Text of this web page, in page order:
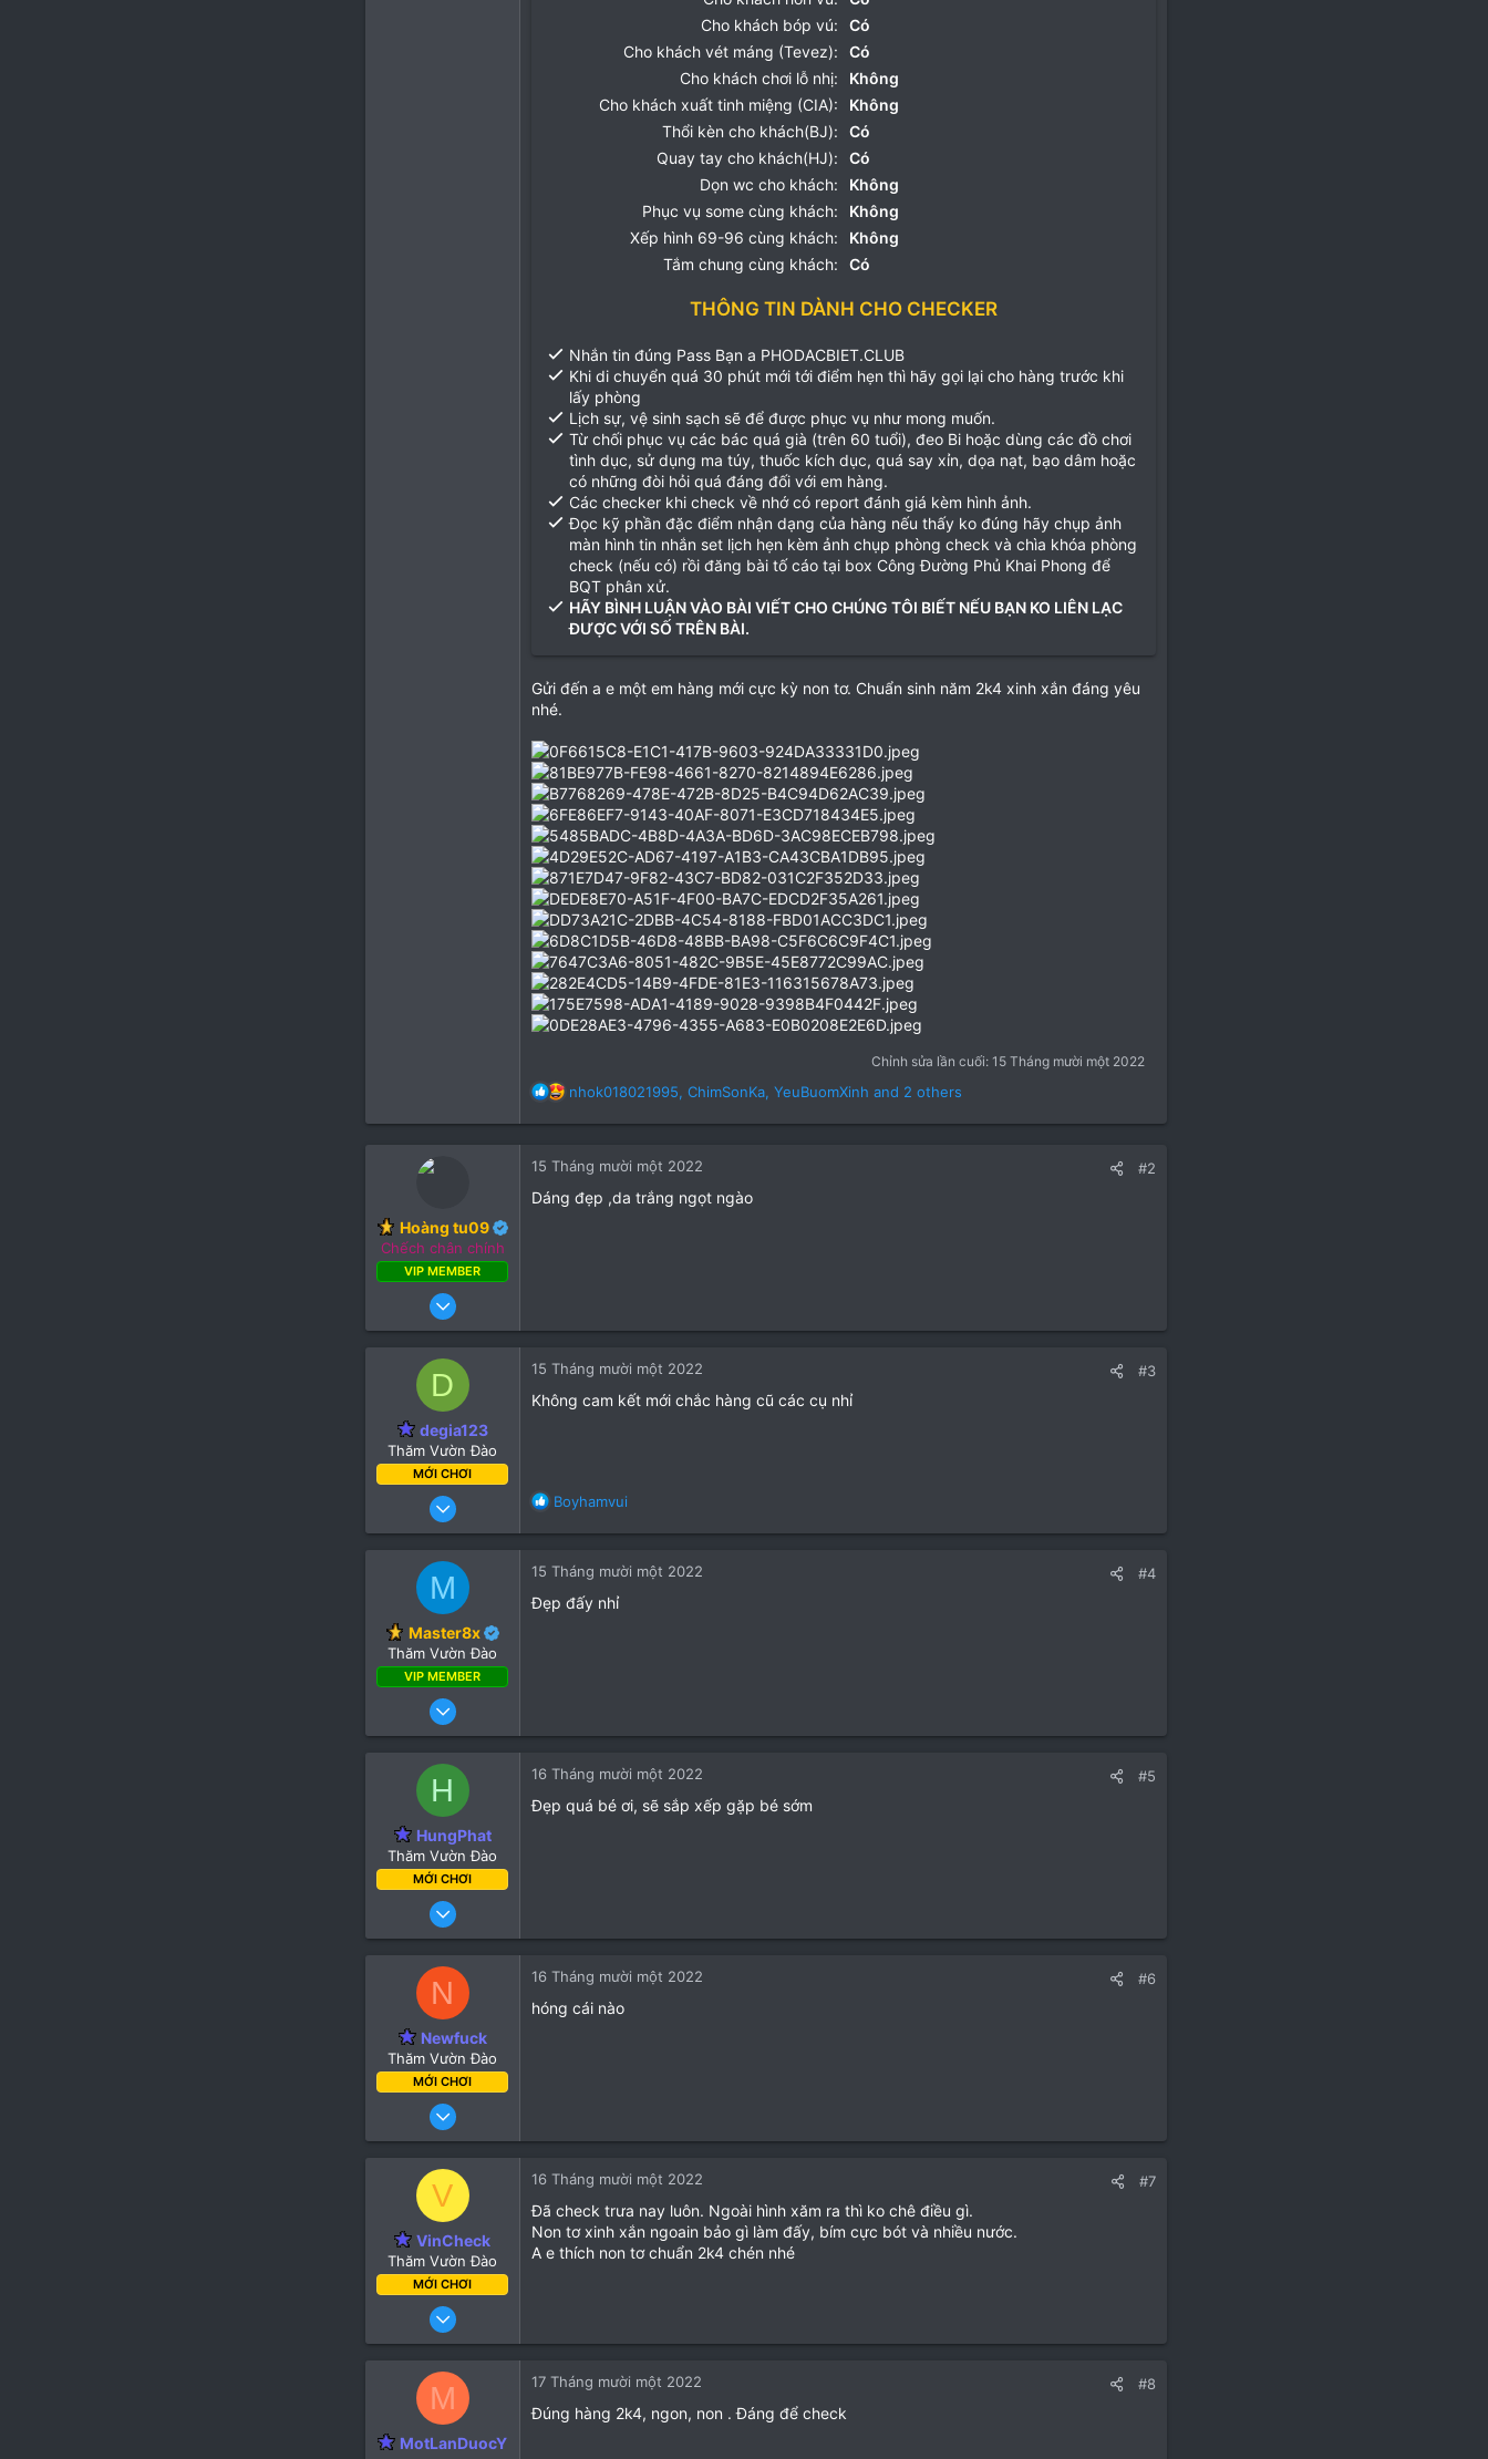
Cho khách bóp vú:
Có
Cho khách vét máng (Tevez):
Có
Cho khách chơi lỗ nhị:
Không
Cho khách xuất tinh miệng (CIA):
Không
Thổi kèn cho khách(BJ):
Có
Quay tay cho khách(HJ):
Có
Dọn wc cho khách:
Không
Phục vụ some cùng khách:
Không
Xếp hình 69-96 cùng khách:
Không
Tắm chung cùng khách:
Có
THÔNG TIN DÀNH CHO CHECKER
Nhắn tin đúng Pass Bạn a PHODACBIET.CLUB
Khi di chuyển quá 30 phút mới tới điểm hẹn thì hãy gọi lại cho hàng trước khi
lấy phòng
Lịch sự, vệ sinh sạch sẽ để được phục vụ như mong muốn.
Từ chối phục vụ các bác quá già (trên 60 tuổi), đeo Bi hoặc dùng các đồ chơi
tình dục, sử dụng ma túy, thuốc kích dục, quá say xỉn, dọa nạt, bạo dâm hoặc
có những đòi hỏi quá đáng đối với em hàng.
Các checker khi check về nhớ có report đánh giá kèm hình ảnh.
Đọc kỹ phần đặc điểm nhận dạng của hàng nếu thấy ko đúng hãy chụp ảnh
màn hình tin nhắn set lịch hẹn kèm ảnh chụp phòng check và chìa khóa phòng
check (nếu có) rồi đăng bài tố cáo tại box Công Đường Phủ Khai Phong để
BQT phân xử.
HÃY BÌNH LUẬN VÀO BÀI VIẾT CHO CHÚNG TÔI BIẾT NẾU BẠN KO LIÊN LẠC
ĐƯỢC VỚI SỐ TRÊN BÀI.
Gửi đến a e một em hàng mới cực kỳ non tơ. Chuẩn sinh năm 2k4 xinh xắn đáng yêu
nhé.
Chỉnh sửa lần cuối: 15 Tháng mười một 2022
R
t
o
nhok018021995, ChimSonKa, YeuBuomXinh and 2 others
Hoàng tu09
Chếch chân chính
VIP MEMBER
74
15 Tháng mười một 2022 #2
Dáng đẹp ,da trắng ngọt ngào
D
degia123
Thăm Vườn Đào
MỚI CHƠI
3
15 Tháng mười một 2022 #3
Không cam kết mới chắc hàng cũ các cụ nhỉ
R
t
i
Boyhamvui
M
Master8x
Thăm Vườn Đào
VIP MEMBER
26
15 Tháng mười một 2022 #4
Đẹp đấy nhỉ
H
HungPhat
Thăm Vườn Đào
MỚI CHƠI
8
16 Tháng mười một 2022 #5
Đẹp quá bé ơi, sẽ sắp xếp gặp bé sớm
N
Newfuck
Thăm Vườn Đào
MỚI CHƠI
1
16 Tháng mười một 2022 #6
hóng cái nào
V
VinCheck
Thăm Vườn Đào
MỚI CHƠI
9
16 Tháng mười một 2022 #7
Đã check trưa nay luôn. Ngoài hình xăm ra thì ko chê điều gì.
Non tơ xinh xắn ngoain bảo gì làm đấy, bím cực bót và nhiều nước.
A e thích non tơ chuẩn 2k4 chén nhé
M
MotLanDuocY
17 Tháng mười một 2022 #8
Đúng hàng 2k4, ngon, non . Đáng để check